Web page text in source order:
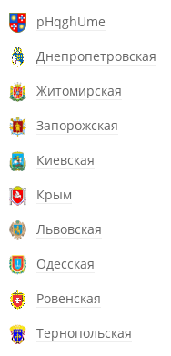
pHqghUme
Днепропетровская
Житомирская
Запорожская
Киевская
Крым
Львовская
Одесская
Ровенская
Тернопольская